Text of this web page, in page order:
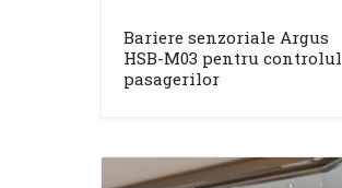
Bariere senzoriale Argus
HSB-M03 pentru controlul
pasagerilor